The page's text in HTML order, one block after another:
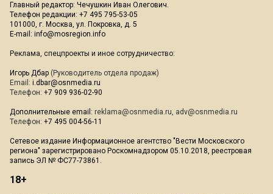
Главный редактор: Чечушкин Иван Олегович.
Телефон редакции: +7 495 795-53-05
101000, г. Москва, ул. Покровка, д. 5
E-mail: info@mosregion.info
Реклама, спецпроекты и иное сотрудничество:
Игорь Дбар (Руководитель отдела продаж)
Email: i.dbar@osnmedia.ru
Телефон: +7 909 936-02-90
Дополнительные email: reklama@osnmedia.ru, adv@osnmedia.ru
Телефон: +7 495 004-56-11
Сетевое издание Информационное агентство "Вести Московского
региона" зарегистрировано Роскомнадзором 05.10.2018, реестровая
запись ЭЛ № ФС77-73861.
18+